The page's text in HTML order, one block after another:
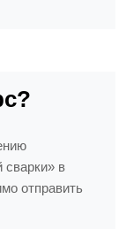
сварки» в
отправить